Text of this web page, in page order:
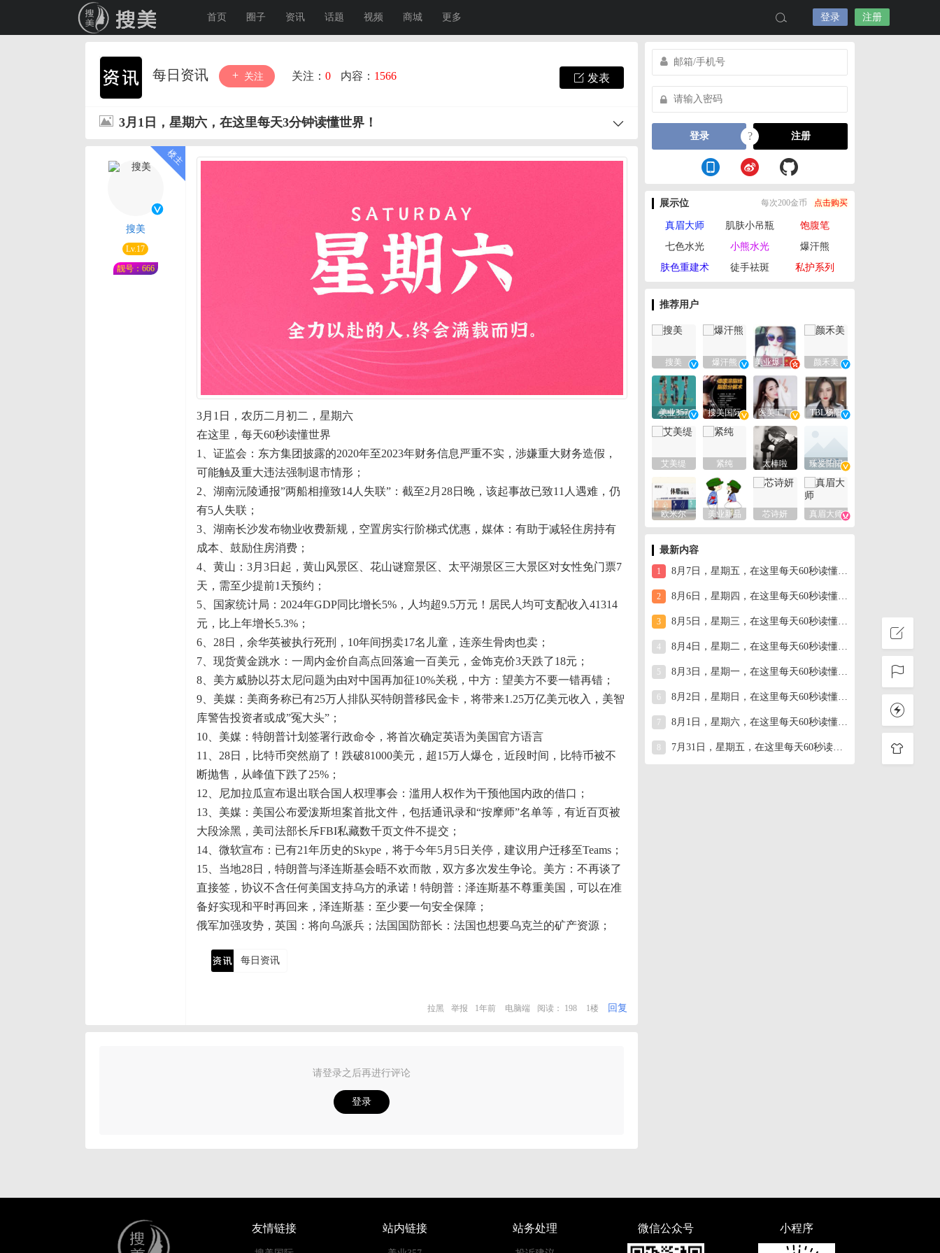
首页 圈子 资讯 话题 视频 商城 更多 登录 注册
每日资讯 关注 关注： 0 内容： 1566 发表
3月1日，星期六，在这里每天3分钟读懂世界！
搜美
Lv.17
靓号：666
3月1日，农历二月初二，星期六
在这里，每天60秒读懂世界
1、证监会：东方集团披露的2020年至2023年财务信息严重不实，涉嫌重大财务造假，
可能触及重大违法强制退市情形；
2、湖南沅陵通报”两船相撞致14人失联”：截至2月28日晚，该起事故已致11人遇难，仍
有5人失联；
3、湖南长沙发布物业收费新规，空置房实行阶梯式优惠，媒体：有助于减轻住房持有
成本、鼓励住房消费；
4、黄山：3月3日起，黄山风景区、花山谜窟景区、太平湖景区三大景区对女性免门票7
天，需至少提前1天预约；
5、国家统计局：2024年GDP同比增长5%，人均超9.5万元！居民人均可支配收入41314
元，比上年增长5.3%；
6、28日，余华英被执行死刑，10年间拐卖17名儿童，连亲生骨肉也卖；
7、现货黄金跳水：一周内金价自高点回落逾一百美元，金饰克价3天跌了18元；
8、美方威胁以芬太尼问题为由对中国再加征10%关税，中方：望美方不要一错再错；
9、美媒：美商务称已有25万人排队买特朗普移民金卡，将带来1.25万亿美元收入，美智
库警告投资者或成”冤大头”；
10、美媒：特朗普计划签署行政命令，将首次确定英语为美国官方语言
11、28日，比特币突然崩了！跌破81000美元，超15万人爆仓，近段时间，比特币被不
断抛售，从峰值下跌了25%；
12、尼加拉瓜宣布退出联合国人权理事会：滥用人权作为干预他国内政的借口；
13、美媒：美国公布爱泼斯坦案首批文件，包括通讯录和“按摩师”名单等，有近百页被
大段涂黑，美司法部长斥FBI私藏数千页文件不提交；
14、微软宣布：已有21年历史的Skype，将于今年5月5日关停，建议用户迁移至Teams；
15、当地28日，特朗普与泽连斯基会晤不欢而散，双方多次发生争论。美方：不再谈了
直接签，协议不含任何美国支持乌方的承诺！特朗普：泽连斯基不尊重美国，可以在准
备好实现和平时再回来，泽连斯基：至少要一句安全保障；
俄军加强攻势，英国：将向乌派兵；法国国防部长：法国也想要乌克兰的矿产资源；
每日资讯
拉黑 举报 1年前 电脑端 阅读： 198 1楼 回复
请登录之后再进行评论
登录
登录 ? 注册
展示位 每次200金币 点击购买
真眉大师 肌肤小吊瓶
饱腹笔
七色水光
小熊水光
爆汗熊
肤色重建术
徒手祛斑 私护系列
推荐用户
搜美 爆汗熊 美业爆款平台 颜禾美
美业357 搜美国际 医美工厂 TBL杨阳
艾美缇 紧纯 太棒啦 臻爱阳阳
欧米尔 美业新品 芯诗妍 真眉大师
最新内容
1 8月7日，星期五，在这里每天60秒读懂世界！
2 8月6日，星期四，在这里每天60秒读懂世界！
3 8月5日，星期三，在这里每天60秒读懂世界！
4 8月4日，星期二，在这里每天60秒读懂世界！
5 8月3日，星期一，在这里每天60秒读懂世界！
6 8月2日，星期日，在这里每天60秒读懂世界！
7 8月1日，星期六，在这里每天60秒读懂世界！
7月31日，星期五，在这里每天60秒读懂世界！
友情链接 站内链接 站务处理 微信公众号 小程序